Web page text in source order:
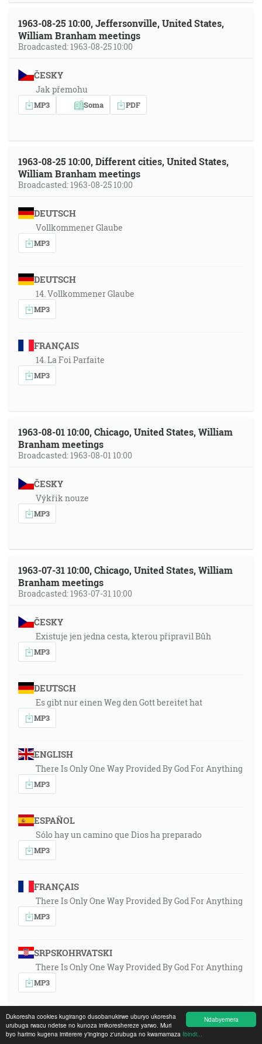
Ndabyemera
Dukoresha cookies kugirango dusobanukirwe uburyo ukoresha
urubuga rwacu ndetse no kunoza imikoreshereze yarwo. Muri
byo harimo kugena imiterere y'ingingo z'urubuga no kwamamaza Ibindi...
1963-08-25 10:00, Jeffersonville, United States,
William Branham meetings
Broadcasted: 1963-08-25 10:00
ČESKY
Jak přemohu
MP3 Soma PDF
1963-08-25 10:00, Different cities, United States,
William Branham meetings
Broadcasted: 1963-08-25 10:00
DEUTSCH
Vollkommener Glaube
MP3
DEUTSCH
14. Vollkommener Glaube
MP3
FRANÇAIS
14. La Foi Parfaite
MP3
1963-08-01 10:00, Chicago, United States, William
Branham meetings
Broadcasted: 1963-08-01 10:00
ČESKY
Výkřik nouze
MP3
1963-07-31 10:00, Chicago, United States, William
Branham meetings
Broadcasted: 1963-07-31 10:00
ČESKY
Existuje jen jedna cesta, kterou připravil Bůh
MP3
DEUTSCH
Es gibt nur einen Weg den Gott bereitet hat
MP3
ENGLISH
There Is Only One Way Provided By God For Anything
MP3
ESPAÑOL
Sólo hay un camino que Dios ha preparado
MP3
FRANÇAIS
There Is Only One Way Provided By God For Anything
MP3
SRPSKOHRVATSKI
There Is Only One Way Provided By God For Anything
MP3
MAGYAR
Csak egy út van, amelyet Isten készítettt